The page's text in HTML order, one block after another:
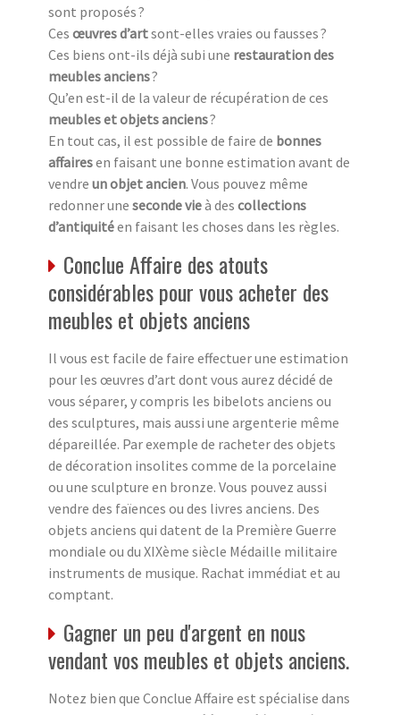
sont proposés ?
Ces œuvres d’artsont-elles vraies ou fausses ?
Ces biens ont-ils déjà subi une restauration des
meubles anciens?
Qu’en est-il de la valeur de récupération de ces
meubles et objets anciens?
En tout cas, il est possible de faire de bonnes
affairesen faisant une bonne estimation avant de
vendre un objet ancien. Vous pouvez même
redonner une seconde vieà des collections
d’antiquitéen faisant les choses dans les règles.
Conclue Affaire des atouts
considérables pour vous acheter des
meubles et objets anciens
Il vous est facile de faire effectuer une estimation
pour les œuvres d’art dont vous aurez décidé de
vous séparer, y compris les bibelots anciens ou
des sculptures, mais aussi une argenterie même
dépareillée. Par exemple de racheter des objets
de décoration insolites comme de la porcelaine
ou une sculpture en bronze. Vous pouvez aussi
vendre des faïences ou des livres anciens. Des
objets anciens qui datent de la Première Guerre
mondiale ou du XIXème siècle Médaille militaire
instruments de musique. Rachat immédiat et au
comptant.
Gagner un peu d'argent en nous
vendant vos meubles et objets anciens.
Notez bien que Conclue Affaire est spécialise dans